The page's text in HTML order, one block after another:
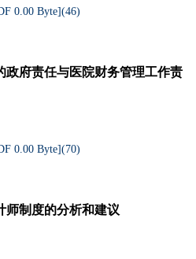
0.00 Byte](46)
政府责任与医院财务管理工作责
0.00 Byte](70)
师制度的分析和建议